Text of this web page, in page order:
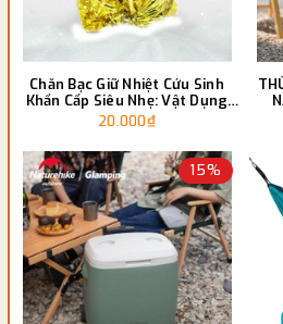
Chăn Bạc Giữ Nhiệt Cứu Sinh
Khẩn Cấp Siêu Nhẹ: Vật Dụng
Sinh Tồn Bắt Buộc Cho Mọi
Chuyến Đi
20.000₫
15%